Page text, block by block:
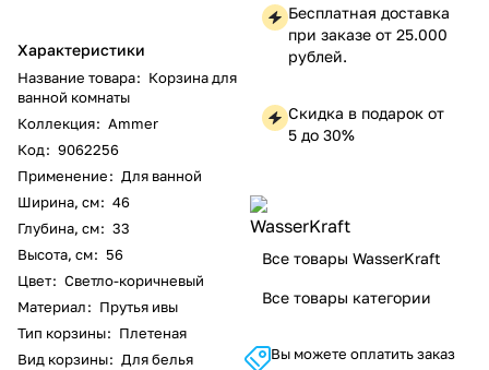
Характеристики
Название товара: Корзина для
ванной комнаты
Коллекция: Ammer
Код: 9062256
Применение: Для ванной
Ширина, см: 46
Глубина, см: 33
Высота, см: 56
Цвет: Светло-коричневый
Материал: Прутья ивы
Тип корзины: Плетеная
Вид корзины: Для белья
Бесплатная доставка
при заказе от 25.000
рублей.
Скидка в подарок от
5 до 30%
Все товары WasserKraft
Все товары категории
Вы можете оплатить заказ